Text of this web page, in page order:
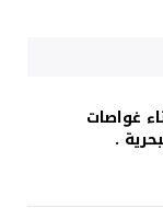
غواصات
.